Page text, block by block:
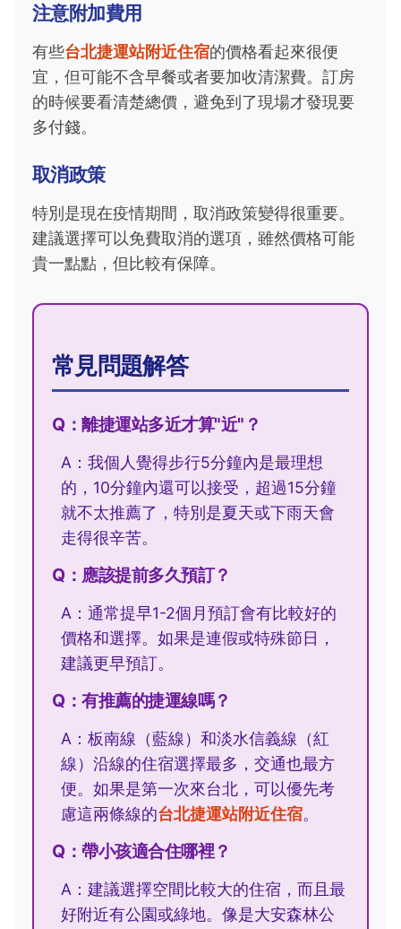
注意附加費用
有些台北捷運站附近住宿的價格看起來很便
宜，但可能不含早餐或者要加收清潔費。訂房
的時候要看清楚總價，避免到了現場才發現要
多付錢。
取消政策
特別是現在疫情期間，取消政策變得很重要。
建議選擇可以免費取消的選項，雖然價格可能
貴一點點，但比較有保障。
常見問題解答
Q：離捷運站多近才算"近"？
A：我個人覺得步行5分鐘內是最理想
的，10分鐘內還可以接受，超過15分鐘
就不太推薦了，特別是夏天或下雨天會
走得很辛苦。
Q：應該提前多久預訂？
A：通常提早1-2個月預訂會有比較好的
價格和選擇。如果是連假或特殊節日，
建議更早預訂。
Q：有推薦的捷運線嗎？
A：板南線（藍線）和淡水信義線（紅
線）沿線的住宿選擇最多，交通也最方
便。如果是第一次來台北，可以優先考
慮這兩條線的台北捷運站附近住宿。
Q：帶小孩適合住哪裡？
A：建議選擇空間比較大的住宿，而且最
好附近有公園或綠地。像是大安森林公